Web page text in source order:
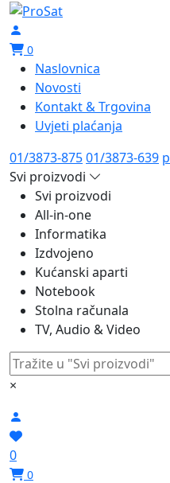
0
Naslovnica
Novosti
Kontakt & Trgovina
Uvjeti plaćanja
01/3873-87501/3873-639
Svi proizvodi
Svi proizvodi
All-in-one
Informatika
Izdvojeno
Kućanski aparti
Notebook
Stolna računala
TV, Audio & Video
×
0
0